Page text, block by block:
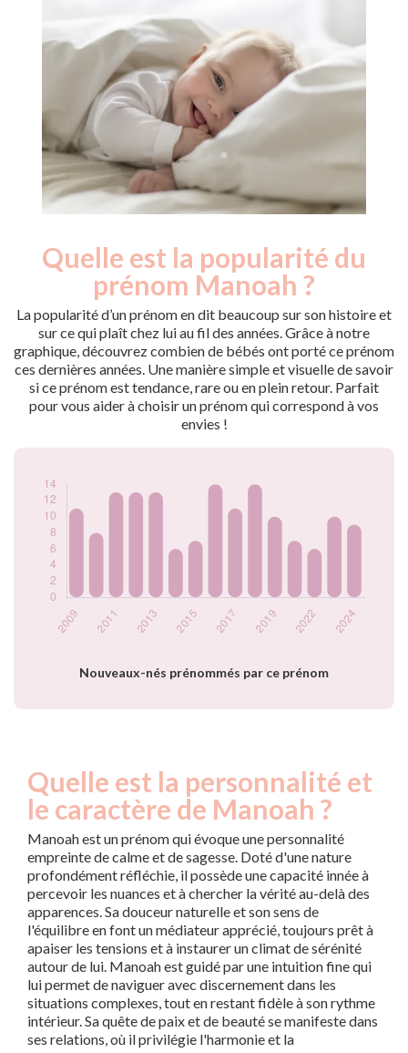
Quelle est la popularité du
prénom Manoah ?
La popularité d’un prénom en dit beaucoup sur son histoire et
sur ce qui plaît chez lui au fil des années. Grâce à notre
graphique, découvrez combien de bébés ont porté ce prénom
ces dernières années. Une manière simple et visuelle de savoir
si ce prénom est tendance, rare ou en plein retour. Parfait
pour vous aider à choisir un prénom qui correspond à vos
envies !
Nouveaux-nés prénommés par ce prénom
Popularité du
prénom Manoah
Année
Nouveaux-
nés
2010
8
2011
13
2012
13
2013
13
2014
6
2015
7
2019
2021
Quelle est la personnalité et
le caractère de Manoah ?
Manoah est un prénom qui évoque une personnalité
empreinte de calme et de sagesse. Doté d'une nature
profondément réfléchie, il possède une capacité innée à
percevoir les nuances et à chercher la vérité au-delà des
apparences. Sa douceur naturelle et son sens de
l'équilibre en font un médiateur apprécié, toujours prêt à
apaiser les tensions et à instaurer un climat de sérénité
autour de lui. Manoah est guidé par une intuition fine qui
lui permet de naviguer avec discernement dans les
situations complexes, tout en restant fidèle à son rythme
intérieur. Sa quête de paix et de beauté se manifeste dans
ses relations, où il privilégie l'harmonie et la